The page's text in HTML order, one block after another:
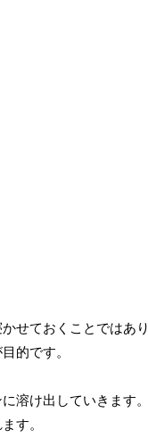
せておくことではあ
的です。
溶け出していきます
す。